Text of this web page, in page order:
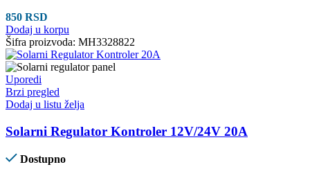
850 RSD
Dodaj u korpu
Šifra proizvoda: MH3328822
Uporedi
Brzi pregled
Dodaj u listu želja
Solarni Regulator Kontroler 12V/24V 20A
Dostupno